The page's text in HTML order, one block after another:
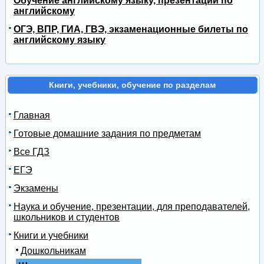
английскому
ОГЭ, ВПР, ГИА, ГВЭ, экзаменационные билеты по
английскому языку
Книги, учебники, обучение по разделам
Главная
Готовые домашние задания по предметам
Все ГДЗ
ЕГЭ
Экзамены
Наука и обучение, презентации, для преподавателей,
школьников и студентов
Книги и учебники
Дошкольникам